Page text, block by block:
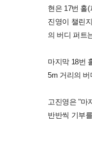
현은 17번 홀
진영이 챌린
의 버디 퍼트
마지막 18번
5m 거리의
고진영은 "마
반반씩 기부